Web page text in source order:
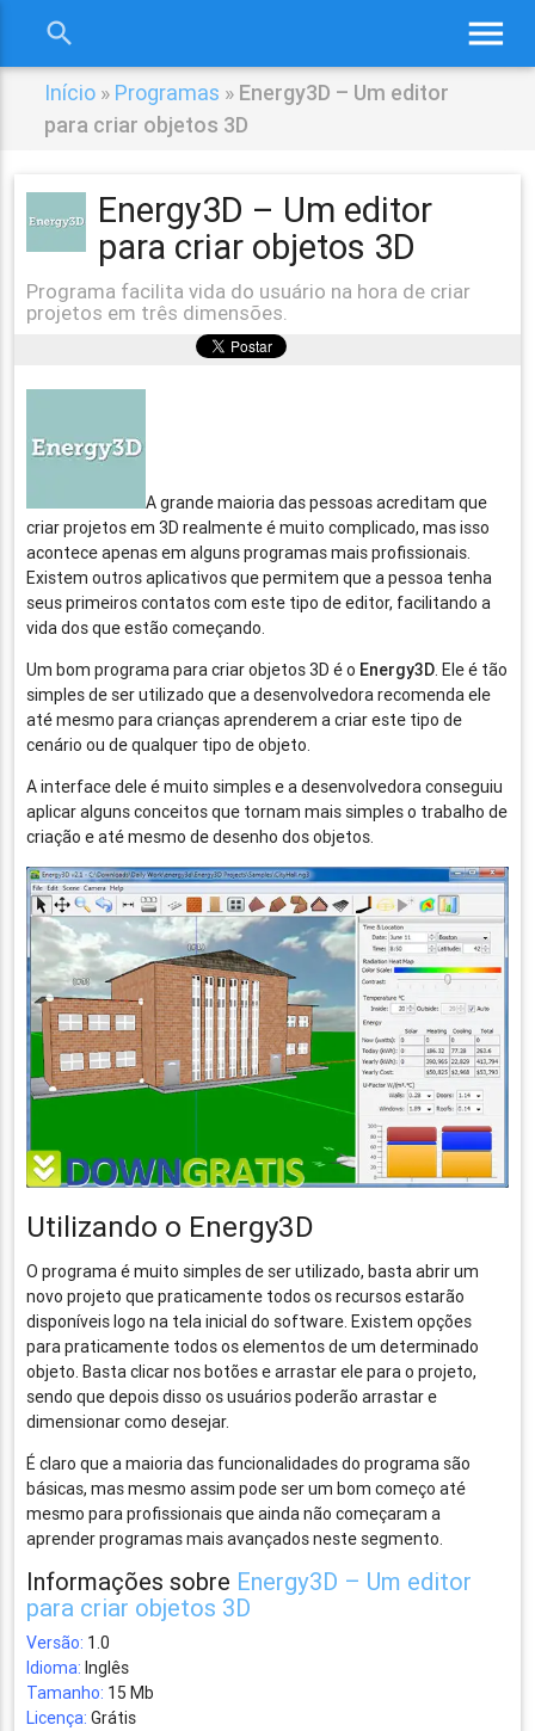
menu
search
Início » Programas » Energy3D – Um editor
para criar objetos 3D
Energy3D – Um editor
para criar objetos 3D
Programa facilita vida do usuário na hora de criar
projetos em três dimensões.
A grande maioria das pessoas acreditam que
criar projetos em 3D realmente é muito complicado, mas isso
acontece apenas em alguns programas mais profissionais.
Existem outros aplicativos que permitem que a pessoa tenha
seus primeiros contatos com este tipo de editor, facilitando a
vida dos que estão começando.
Um bom programa para criar objetos 3D é o Energy3D. Ele é tão
simples de ser utilizado que a desenvolvedora recomenda ele
até mesmo para crianças aprenderem a criar este tipo de
cenário ou de qualquer tipo de objeto.
A interface dele é muito simples e a desenvolvedora conseguiu
aplicar alguns conceitos que tornam mais simples o trabalho de
criação e até mesmo de desenho dos objetos.
Utilizando o Energy3D
O programa é muito simples de ser utilizado, basta abrir um
novo projeto que praticamente todos os recursos estarão
disponíveis logo na tela inicial do software. Existem opções
para praticamente todos os elementos de um determinado
objeto. Basta clicar nos botões e arrastar ele para o projeto,
sendo que depois disso os usuários poderão arrastar e
dimensionar como desejar.
É claro que a maioria das funcionalidades do programa são
básicas, mas mesmo assim pode ser um bom começo até
mesmo para profissionais que ainda não começaram a
aprender programas mais avançados neste segmento.
Informações sobre Energy3D – Um editor
para criar objetos 3D
Versão: 1.0
Idioma: Inglês
Tamanho: 15 Mb
Licença: Grátis